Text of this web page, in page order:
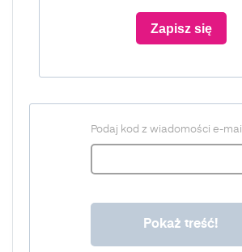
Zapisz się
Podaj kod z wiadomości e-mail